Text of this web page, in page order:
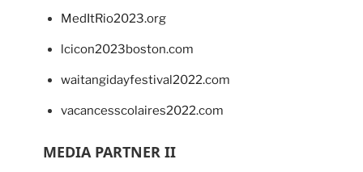
MedItRio2023.org
lcicon2023boston.com
waitangidayfestival2022.com
vacancesscolaires2022.com
MEDIA PARTNER II